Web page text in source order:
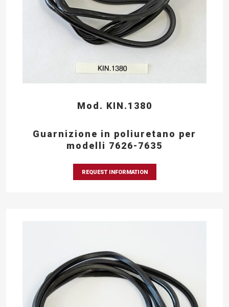
Mod. KIN.1380
Guarnizione in poliuretano per
modelli 7626-7635
REQUEST INFORMATION